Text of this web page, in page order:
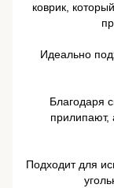
коврик,
Идеально
Благодаря
прилипают,
Подходит для